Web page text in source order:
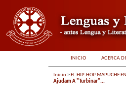
INICIO ACERCA
Inicio > EL HIP-HOP MAPUCHE
Ajudam A "Turbinar"...